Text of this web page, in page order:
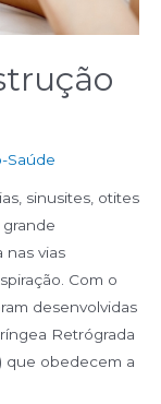
Saúde
sinusites, otites
nas vias
Com o
desenvolvidas
Retrógrada
que obedecem a